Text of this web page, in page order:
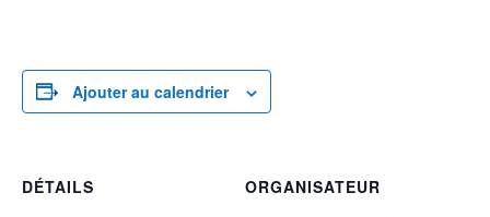
Ajouter au calendrier
DÉTAILS
ORGANISATEUR